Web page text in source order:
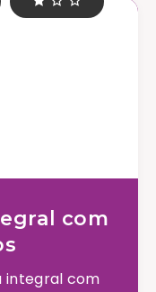
com
integral com